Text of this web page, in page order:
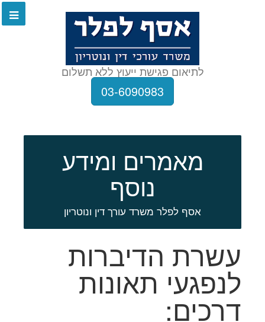
לתיאום פגישת ייעוץ ללא תשלום
03-6090983
מאמרים ומידע
נוסף
אסף לפלר משרד עורך דין ונוטריון
עשרת הדיברות
לנפגעי תאונות
דרכים: